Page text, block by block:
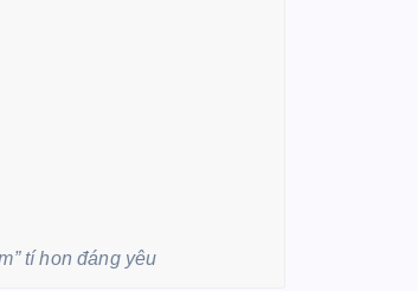
tí hon đáng yêu